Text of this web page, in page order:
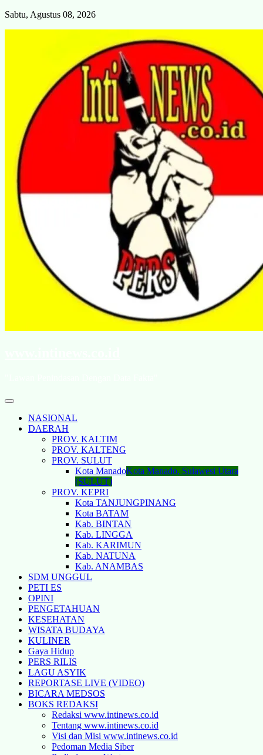
Skip
Sabtu, Agustus 08, 2026
NASIONAL
DAERAH
PROV. KALTIM
PROV. KALTENG
PROV. SULUT
Kota ManadoKota Manado, Sulawesi Utara
(SULUT)
PROV. KEPRI
Kota TANJUNGPINANG
Kota BATAM
Kab. BINTAN
Kab. LINGGA
Kab. KARIMUN
Kab. NATUNA
Kab. ANAMBAS
SDM UNGGUL
PETI ES
OPINI
PENGETAHUAN
KESEHATAN
WISATA BUDAYA
KULINER
Gaya Hidup
PERS RILIS
LAGU ASYIK
REPORTASE LIVE (VIDEO)
BICARA MEDSOS
BOKS REDAKSI
Redaksi www.intinews.co.id
Tentang www.intinews.co.id
Visi dan Misi www.intinews.co.id
Pedoman Media Siber